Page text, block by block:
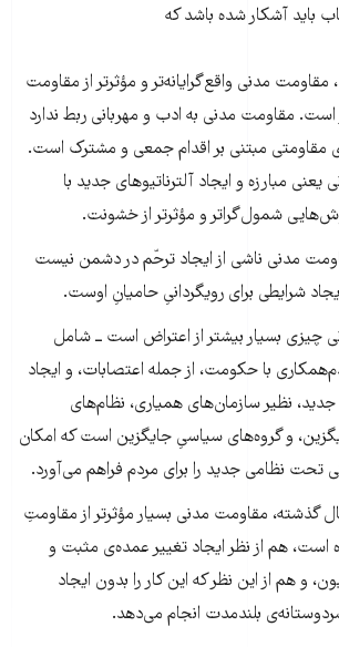
باید آشکار شده باشد که
مقاومت مدنی واقع‌گرایانه‌تر و مؤثرتر از مقاومت
مقاومت مدنی به ادب و مهربانی ربط ندارد
مقاومتی مبتنی بر اقدام جمعی و مشترک است.
مبارزه و ایجاد آلترناتیوهای جدید با
شمول‌گراتر و مؤثرتر از خشونت.
مدنی ناشی از ایجاد ترحّم در دشمن نیست
شرایطی برای رویگردانیِ حامیانِ اوست.
چیزی بسیار بیشتر از اعتراض است ــ شامل
با حکومت، از جمله اعتصابات، و ایجاد
جدید، نظیر سازمان‌های همیاری، نظام‌های
و گروه‌های سیاسیِ جایگزین است که امکان
تحت نظامی جدید را برای مردم فراهم می‌آورد.
مقاومت مدنی بسیار مؤثرتر از مقاومتِ
است، هم از نظر ایجاد تغییر عمده‌ی مثبت و
و هم از این نظر که این کار را بدون ایجاد
بلندمدت انجام می‌دهد.